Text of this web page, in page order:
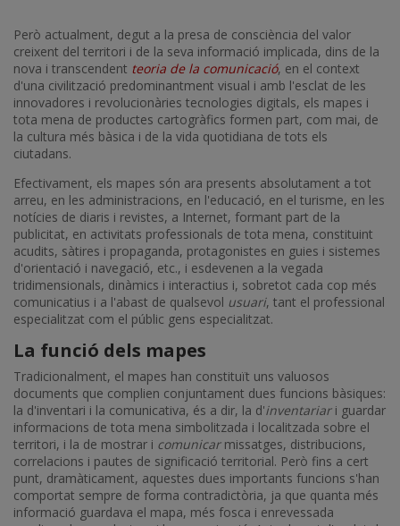
Però actualment, degut a la presa de consciència del valor
creixent del territori i de la seva informació implicada, dins de la
nova i transcendent teoria de la comunicació, en el context
d'una civilització predominantment visual i amb l'esclat de les
innovadores i revolucionàries tecnologies digitals, els mapes i
tota mena de productes cartogràfics formen part, com mai, de
la cultura més bàsica i de la vida quotidiana de tots els
ciutadans.
Efectivament, els mapes són ara presents absolutament a tot
arreu, en les administracions, en l'educació, en el turisme, en les
notícies de diaris i revistes, a Internet, formant part de la
publicitat, en activitats professionals de tota mena, constituint
acudits, sàtires i propaganda, protagonistes en guies i sistemes
d'orientació i navegació, etc., i esdevenen a la vegada
tridimensionals, dinàmics i interactius i, sobretot cada cop més
comunicatius i a l'abast de qualsevol usuari, tant el professional
especialitzat com el públic gens especialitzat.
La funció dels mapes
Tradicionalment, el mapes han constituït uns valuosos
documents que complien conjuntament dues funcions bàsiques:
la d'inventari i la comunicativa, és a dir, la d'inventariari guardar
informacions de tota mena simbolitzada i localitzada sobre el
territori, i la de mostrar i comunicarmissatges, distribucions,
correlacions i pautes de significació territorial. Però fins a cert
punt, dramàticament, aquestes dues importants funcions s'han
comportat sempre de forma contradictòria, ja que quanta més
informació guardava el mapa, més fosca i enrevessada